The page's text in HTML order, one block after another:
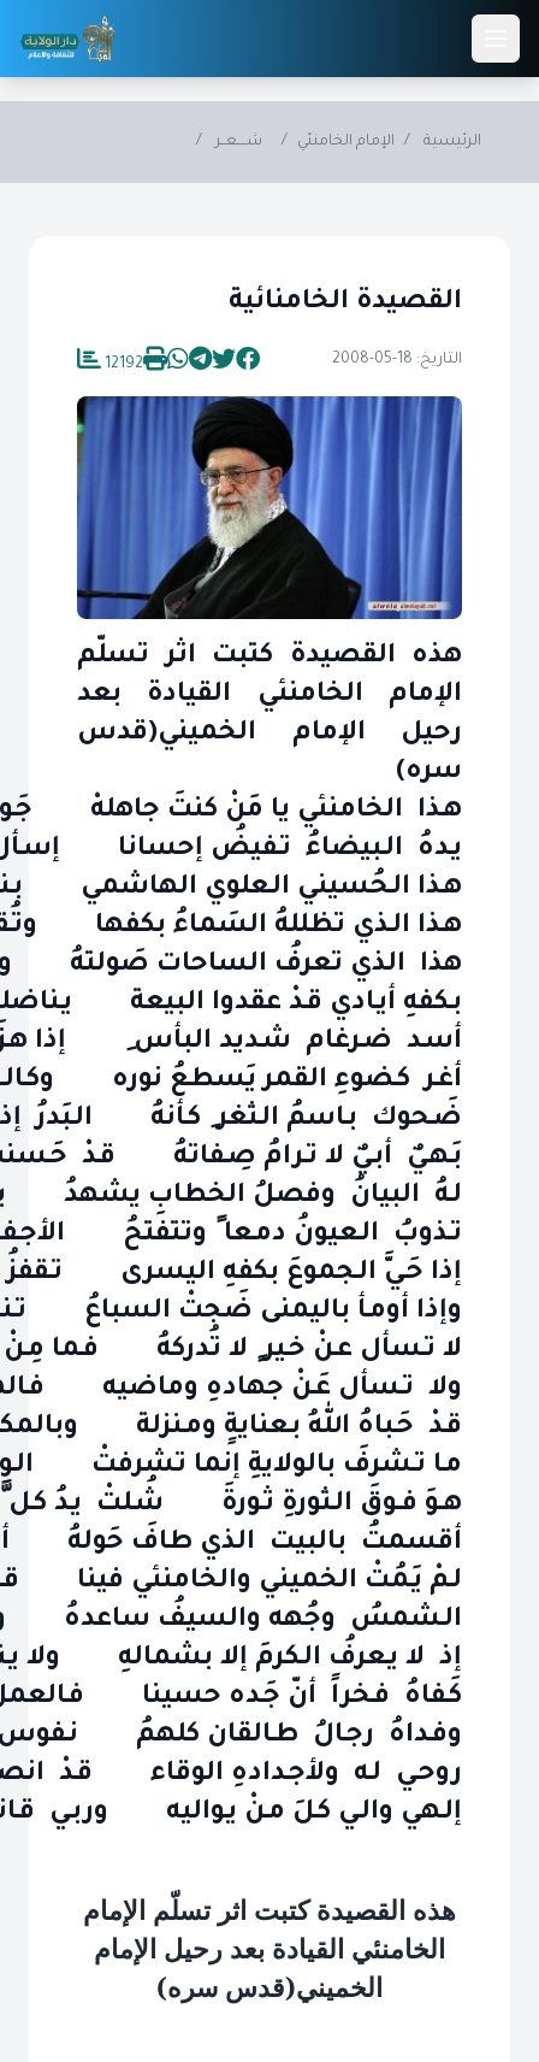
Skip to main content
الرئيسية / الإمام الخامنئي / شــــعــر /
القصيدة الخامنائية
التاريخ: 18-05-2008 12192
هذه القصيدة كتبت اثر تسلّم
الإمام الخامنئي القيادة بعد
رحيل الإمام الخميني(قدس
سره)
هـذا الخامنئي يا مَنْ كنتَ جاهلهْ جَـوادٌ
يـدهُ الـبيضاءُ تـفيضُ إحسانا إسـأل
هـذا الـحُسيني الـعلوي الهاشمي
هـذا الـذي تظللهُ السَماءُ بكفها
هذا الذي تعرفُ الساحات صَولتهُ
بـكفهِ أيـادي قـدْ عقدوا البيعة
أسـد ضـرغام شـديد البأس ِ إذا هـزَ
أغـر كـضوءِ القمر يَسطعُ نوره
ضَـحوك بـاسمُ الـثغر ِ كـأنهُ الـبَدرُ
بَـهـيٌ أبـيٌ لا تـرامُ صِـفاتهُ قـدْ
لـهُ البيانُ وفصلُ الخطابِ يشهدُ
تـذوبُ الـعيونُ دمـعا ً وتتفتحُ
إذا حَـيَّ الـجموعَ بكفهِ اليسرى تـقفزُ
وإذا أومـأ باليمنى ضَجتْ السباعُ تـنـزعُ
لا تـسأل عـنْ خـير ٍ لا تُدركهُ فـما مِـنْ
ولا تـسأل عَـنْ جهادهِ وماضيه
قـدْ حَـباهُ اللهُ بـعنايةٍ ومـنزلة
مـا تـشرفَ بالولايةِ إنما تشرفتْ
هــوَ فــوقَ الـثورةِ ثـورةَ شُـلتْ يـدُ
أقسمتُ بالبيت الذي طافَ حَولهُ
لـمْ يَـمُتْ الخميني والخامنئي فينا
الـشمسُ وجُهه والسيفُ ساعدهُ
إذ لا يـعرفُ الـكرمَ إلا بشمالهِ ولا
كَـفاهُ فـخراً أنّ جَـده حسينا فـالعمل
وفـداهُ رجـالُ طـالقان كلهمُ نـفوس
روحـي لـه ولأجـدادهِ الوقاء قـدْ
إلـهي والـي كـلَ مـنْ يـواليه وربـي
هذه القصيدة كتبت اثر تسلّم الإمام
الخامنئي القيادة بعد رحيل الإمام
الخميني(قدس سره)